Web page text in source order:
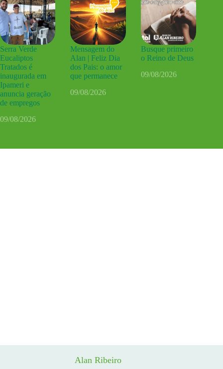
Serra Verde
Eucaliptos
Tratados é
inaugurada em
Ipameri e
anuncia geração
de empregos
09/08/2026
Mensagem do
Alan | Feliz Dia
dos Pais: o amor
que permanece
09/08/2026
Busque primeiro
o Reino de Deus
09/08/2026
Alan Ribeiro